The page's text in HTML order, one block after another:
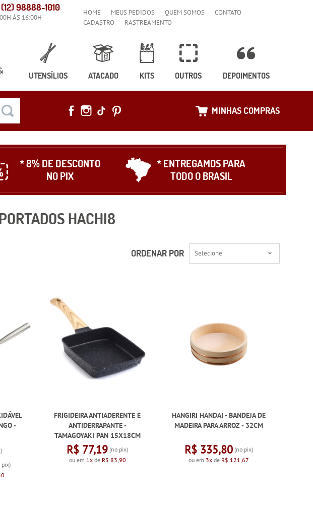
(12)98888-1010
ÀS 16:00H
HOME MEUS PEDIDOS QUEM SOMOS
CONTATO
CADASTRO
RASTREAMENTO
UTENSÍLIOS ATACADO KITS OUTROS DEPOIMENTOS
MINHAS COMPRAS
* 8% DE DESCONTO
NO PIX
* ENTREGAMOS PARA
TODO O BRASIL
HACHI8
ORDENAR POR Selecione
-
FRIGIDEIRA ANTIADERENTE E
ANTIDERRAPANTE -
TAMAGOYAKI PAN 15X18CM
R$ 77,19 (no pix)
ou em 1xde R$ 83,90
HANGIRI HANDAI - BANDEJA DE
MADEIRA PARA ARROZ - 32CM
R$ 335,80(no pix)
ou em 3xde R$ 121,67